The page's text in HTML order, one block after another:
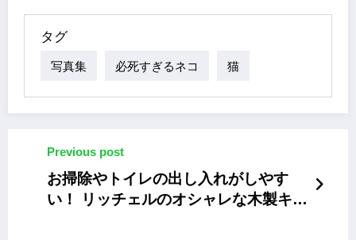
タグ
写真集 必死すぎるネコ 猫
Previous post
お掃除やトイレの出し入れがしやす
い！ リッチェルのオシャレな木製キャ